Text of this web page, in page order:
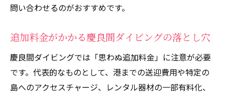
問い合わせるのがおすすめです。
追加料金がかかる慶良間ダイビングの落とし穴
慶良間ダイビングでは「思わぬ追加料金」に注意が必要
です。代表的なものとして、港までの送迎費用や特定の
島へのアクセスチャージ、レンタル器材の一部有料化、